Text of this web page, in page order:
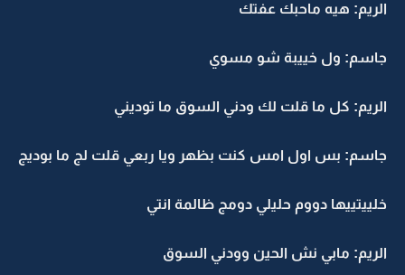
الريم: هيه ماحبك عفتك
جاسم: ول خييبة شو مسوي
الريم: كل ما قلت لك ودني السوق ما توديني
جاسم: بس اول امس كنت بظهر ويا ربعي قلت لج ما بوديج
خلييتييها دووم حليلي دومج ظالمة انتي
الريم: مابي نش الحين وودني السوق